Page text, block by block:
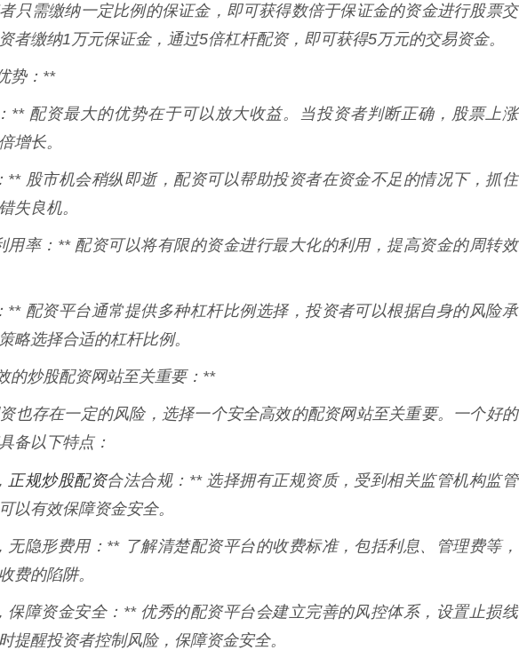
只需缴纳一定比例的保证金，即可获得数倍于保证金的资金进行股票交
者缴纳1万元保证金，通过5倍杠杆配资，即可获得5万元的交易资金。
势：**
** 配资最大的优势在于可以放大收益。当投资者判断正确，股票上涨
增长。
** 股市机会稍纵即逝，配资可以帮助投资者在资金不足的情况下，抓住
失良机。
用率：** 配资可以将有限的资金进行最大化的利用，提高资金的周转效
** 配资平台通常提供多种杠杆比例选择，投资者可以根据自身的风险承
略选择合适的杠杆比例。
的炒股配资网站至关重要：**
也存在一定的风险，选择一个安全高效的配资网站至关重要。一个好的
备以下特点：
正规炒股配资合法合规：** 选择拥有正规资质，受到相关监管机构监管
以有效保障资金安全。
无隐形费用：** 了解清楚配资平台的收费标准，包括利息、管理费等，
费的陷阱。
保障资金安全：** 优秀的配资平台会建立完善的风控体系，设置止损线
提醒投资者控制风险，保障资金安全。